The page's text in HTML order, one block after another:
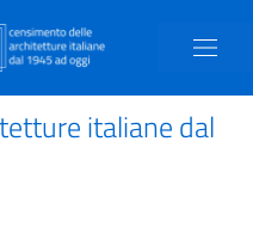
italiane dal